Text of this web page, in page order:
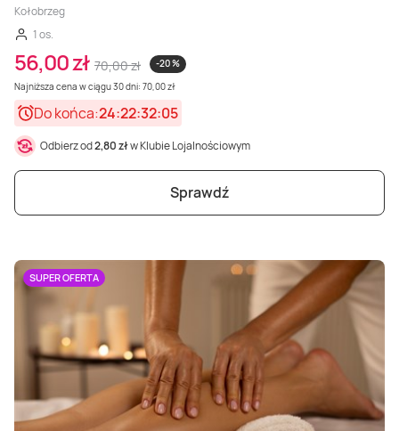
Kołobrzeg
1 os.
56,00 zł 70,00 zł
-20 %
Najniższa cena w ciągu 30 dni: 70,00 zł
Do końca:24:22:32:03
Odbierz od2,80 złw Klubie Lojalnościowym
Sprawdź
SUPER OFERTA